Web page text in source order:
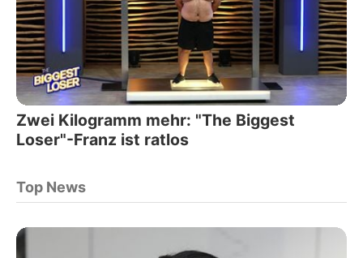
Zwei Kilogramm mehr: "The Biggest
Loser"-Franz ist ratlos
Top News